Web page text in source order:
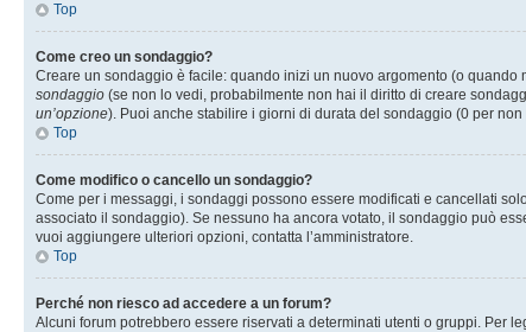
Top
Come creo un sondaggio?
Creare un sondaggio è facile: quando inizi un nuovo argomento (o
sondaggio (se non lo vedi, probabilmente non hai il diritto di creare
un’opzione). Puoi anche stabilire i giorni di durata del sondaggio (0 per
Top
Come modifico o cancello un sondaggio?
Come per i messaggi, i sondaggi possono essere modificati e cancellati
associato il sondaggio). Se nessuno ha ancora votato, il sondaggio può
vuoi aggiungere ulteriori opzioni, contatta l’amministratore.
Top
Perché non riesco ad accedere a un forum?
Alcuni forum potrebbero essere riservati a determinati utenti o gruppi. Per